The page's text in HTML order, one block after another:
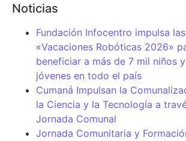
Noticias
Fundación Infocentro impulsa las
«Vacaciones Robóticas 2026»
beneficiar a más de 7 mil niños y
jóvenes en todo el país
Cumaná Impulsan la
la Ciencia y la Tecnología a
Jornada Comunal
Jornada Comunitaria y